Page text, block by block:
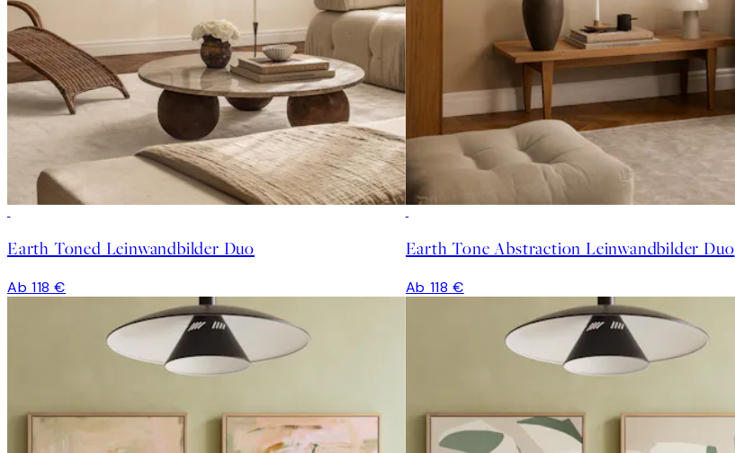
Earth Toned Leinwandbilder Duo
Ab 118 €
Earth Tone Abstraction Leinwandbilder Duo
Ab 118 €